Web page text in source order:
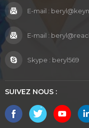
E-mail :
E-mail :
Skype : beryl569
SUIVEZ NOUS :